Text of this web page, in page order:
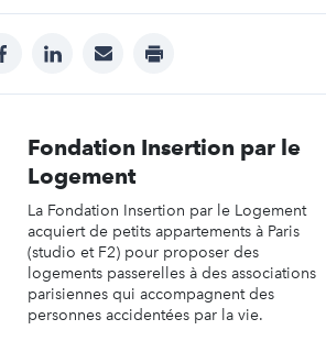
facebooklinkedinmail print
Fondation Insertion par le
Logement
La Fondation Insertion par le Logement
acquiert de petits appartements à Paris
(studio et F2) pour proposer des
logements passerelles à des associations
parisiennes qui accompagnent des
personnes accidentées par la vie.